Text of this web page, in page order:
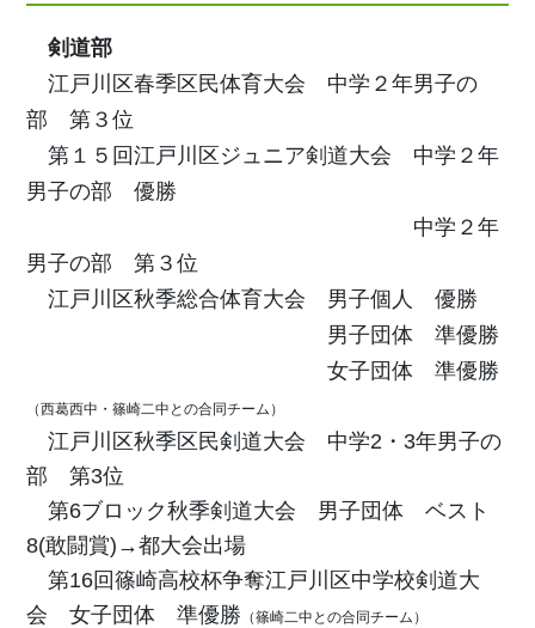
剣道部
江戸川区春季区民体育大会 中学２年男子の
部 第３位
第１５回江戸川区ジュニア剣道大会 中学２年
男子の部 優勝
中学２年
男子の部 第３位
江戸川区秋季総合体育大会 男子個人 優勝
男子団体 準優勝
女子団体 準優勝
（西葛西中・篠崎二中との合同チーム）
江戸川区秋季区民剣道大会 中学2・3年男子の
部 第3位
第6ブロック秋季剣道大会 男子団体 ベスト
8(敢闘賞)→都大会出場
第16回篠崎高校杯争奪江戸川区中学校剣道大
会 女子団体 準優勝 （篠崎二中との合同チーム）